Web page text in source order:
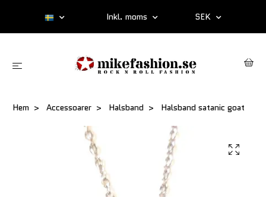
Inkl. moms SEK
Hem Accessoarer Halsband Halsband satanic goat